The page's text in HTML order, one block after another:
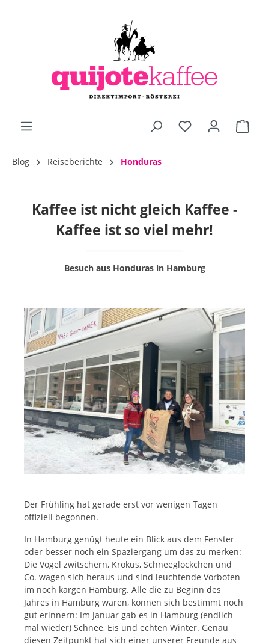
Blog Reiseberichte Honduras
Kaffee ist nicht gleich Kaffee -
Kaffee ist so viel mehr!
Besuch aus Honduras in Hamburg
Der Frühling hat gerade erst vor wenigen Tagen
offiziell begonnen.
In Hamburg genügt heute ein Blick aus dem Fenster
oder besser noch ein Spaziergang um das zu merken:
Die Vögel zwitschern, Krokus, Schneeglöckchen und
Co. wagen sich heraus und sind leuchtende Vorboten
im noch kargen Hamburg. Alle die zu Beginn des
Jahres in Hamburg waren, können sich bestimmt noch
gut erinnern: Im Januar gab es in Hamburg (endlich
mal wieder) Schnee, Eis und echten Winter. Genau
diesen Zeitpunkt hat sich einer unserer Freunde aus